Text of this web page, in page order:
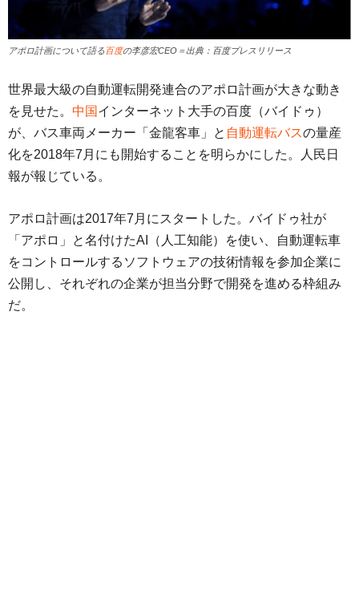
アポロ計画について語る 百度の李彦宏CEO＝出典：百度プレスリリース
世界最大級の自動運転開発連合のアポロ計画が大きな動き
を見せた。 中国 インターネット大手の百度（バイドゥ）
が、バス車両メーカー「金龍客車」と 自動運転バスの量産
化を2018年7月にも開始することを明らかにした。人民日
報が報じている。
アポロ計画は2017年7月にスタートした。バイドゥ社が
「アポロ」と名付けたAI（人工知能）を使い、自動運転車
をコントロールするソフトウェアの技術情報を参加企業に
公開し、それぞれの企業が担当分野で開発を進める枠組み
だ。